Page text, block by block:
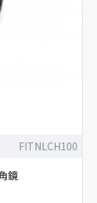
FITNLCH100
鏡